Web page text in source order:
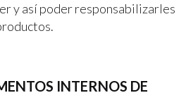
y así poder responsabilizarles
INTERNOS DE